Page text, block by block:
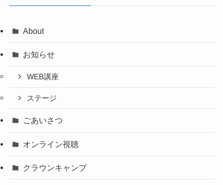
About
お知らせ
WEB講座
ステージ
ごあいさつ
オンライン視聴
クラウンキャンプ